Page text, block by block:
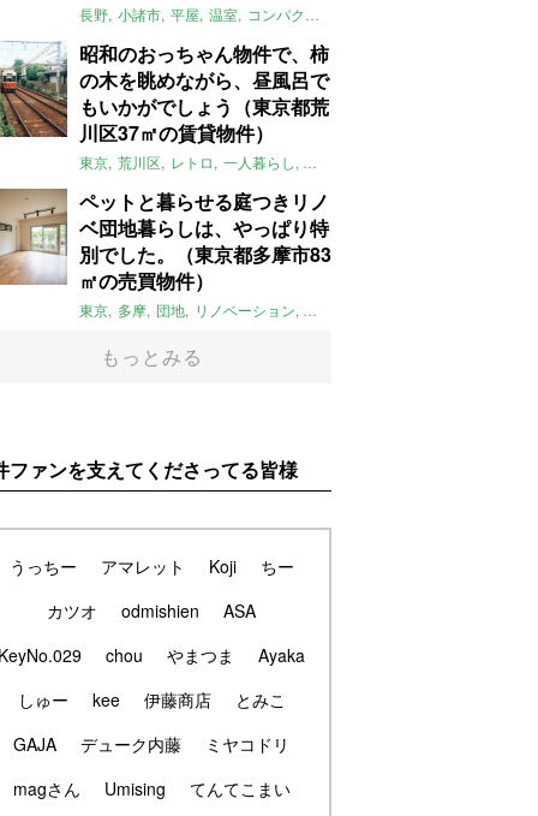
長野 小諸市 平屋 温室 コンパクト
昭和のおっちゃん物件で、柿
の木を眺めながら、昼風呂で
もいかがでしょう（東京都荒
川区37㎡の賃貸物件）
東京 荒川区 レトロ 一人暮らし タイル
ペットと暮らせる庭つきリノ
ベ団地暮らしは、やっぱり特
別でした。（東京都多摩市83
㎡の売買物件）
東京 多摩 団地 リノベーション 庭
もっとみる
ファンを支えてくださってる皆様
うっちー アマレット Koji
ちー
カツオ
odmishien
ASA
chou やまつま
Ayaka
しゅー
kee 伊藤商店
とみこ
GAJA
デューク内藤
ミヤコドリ
magさん
Umising てんてこまい